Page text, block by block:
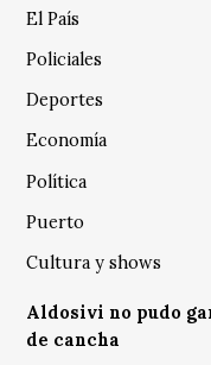
El País
Policiales
Deportes
Economía
Política
Puerto
Cultura y shows
Aldosivi no pudo
de cancha